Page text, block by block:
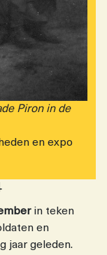
Piron in de
en expo
in teken
en
jaar geleden.